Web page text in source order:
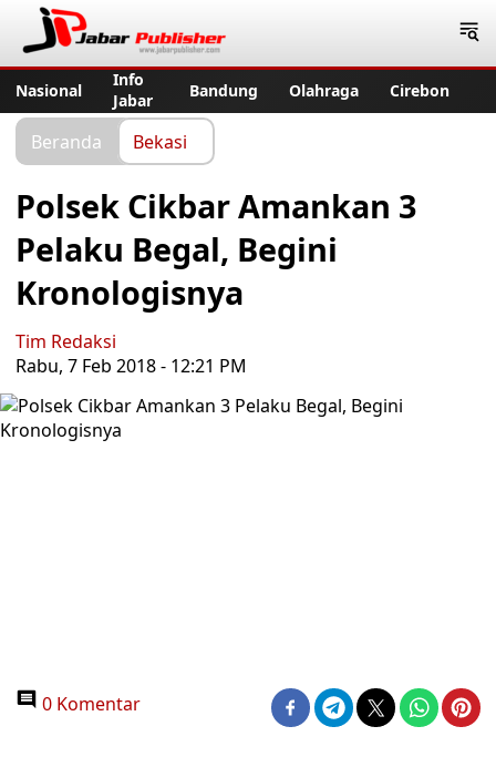
Nasional
Info
Jabar
Bandung Olahraga Cirebon
Beranda Bekasi
Polsek Cikbar Amankan 3
Pelaku Begal, Begini
Kronologisnya
Tim Redaksi
Rabu, 7 Feb 2018 - 12:21 PM
0 Komentar